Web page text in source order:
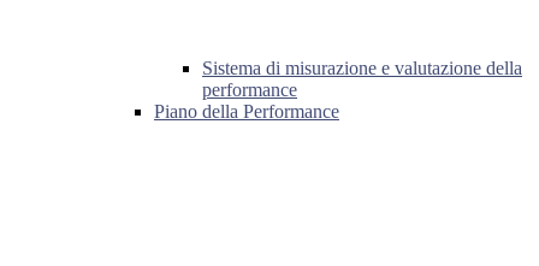
Sistema di misurazione e valutazione della
performance
Piano della Performance